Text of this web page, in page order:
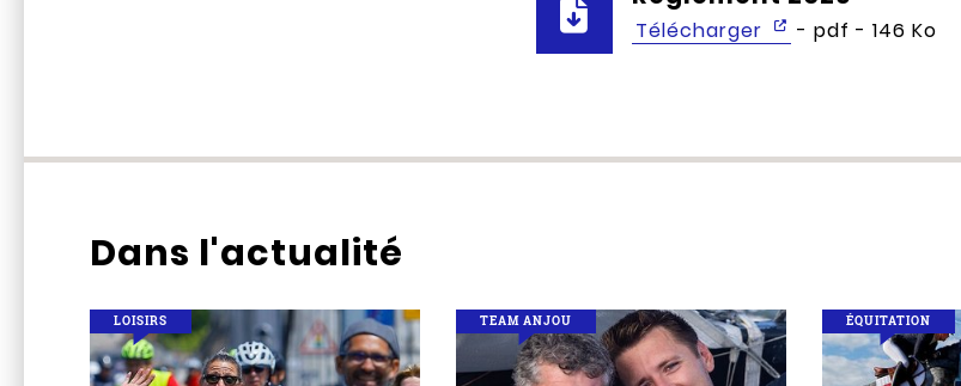
Télécharger - pdf - 146 Ko
Dans l'actualité
LOISIRS TEAM ANJOU ÉQUITATION